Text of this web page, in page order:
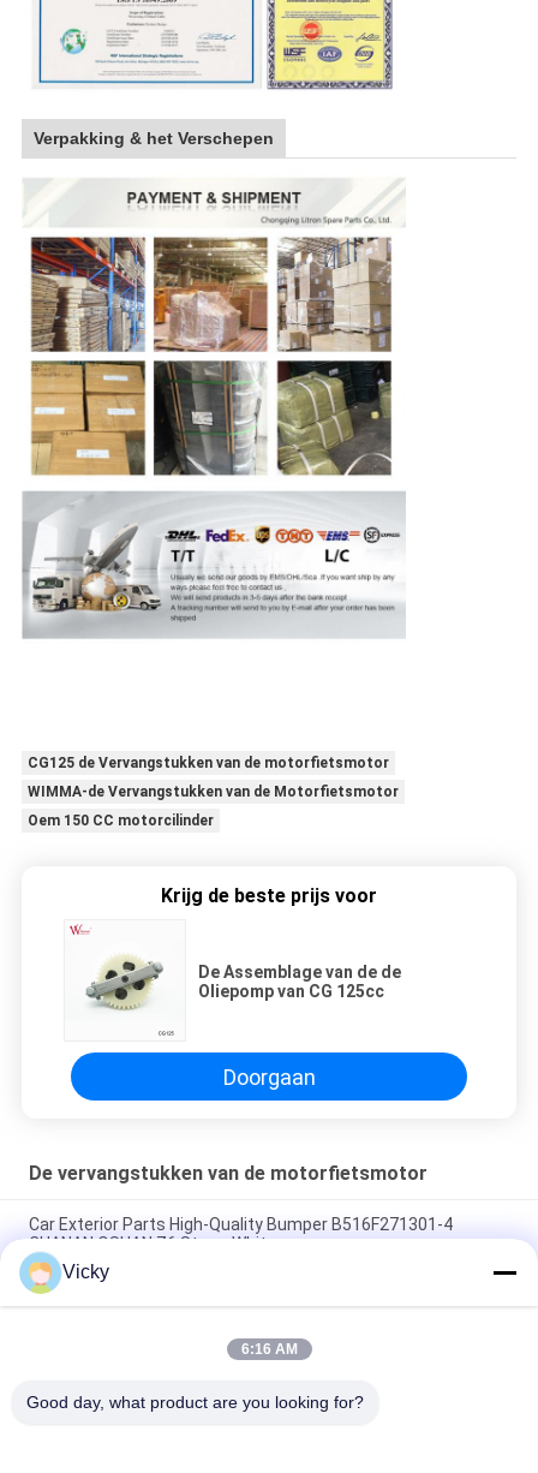
Verpakking & het Verschepen
CG125 de Vervangstukken van de motorfietsmotor
WIMMA-de Vervangstukken van de Motorfietsmotor
Oem 150 CC motorcilinder
Krijg de beste prijs voor
De Assemblage van de de
Oliepomp van CG 125cc
Doorgaan
De vervangstukken van de motorfietsmotor
Car Exterior Parts High-Quality Bumper B516F271301-4
CHANAN OSHAN​ Z6 Starry White
Startmotor Honda EX5 Motorfiets motor onderdelen
goedkoop groothandel met hoge prestaties
Motorfietsversteker voor CPR8EAIX-9 China Leveranciers
Vicky
6:16 AM
Good day, what product are you looking for?